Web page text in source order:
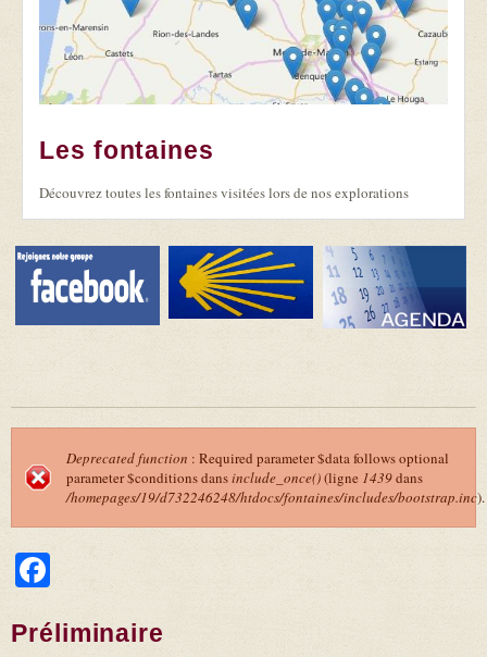
Les fontaines
Découvrez toutes les fontaines visitées lors de nos explorations
Message d'erreur
Deprecated function : Required parameter $data follows optional
parameter $conditions dansinclude_once()(ligne 1439dans
/homepages/19/d732246248/htdocs/fontaines/includes/bootstrap.inc).
Préliminaire